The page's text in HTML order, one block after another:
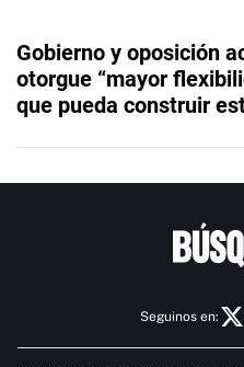
Gobierno y oposición
otorgue “mayor
que pueda construir
Seguinos en: